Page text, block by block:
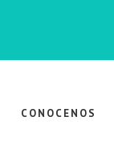
CONOCENOS